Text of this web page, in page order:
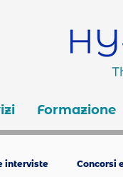
Formazione
interviste Concorsi